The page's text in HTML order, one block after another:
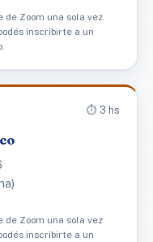
Zoom una sola vez
inscribirte a un
⏱️ 3 hs
Zoom una sola vez
inscribirte a un